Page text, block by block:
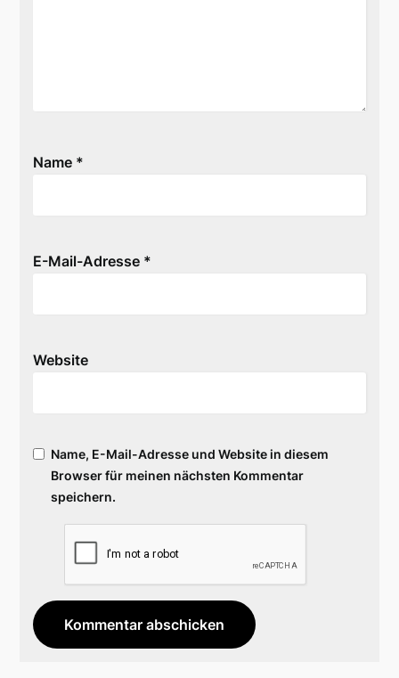
Name *
E-Mail-Adresse *
Website
Name, E-Mail-Adresse und Website in diesem
Browser für meinen nächsten Kommentar
speichern.